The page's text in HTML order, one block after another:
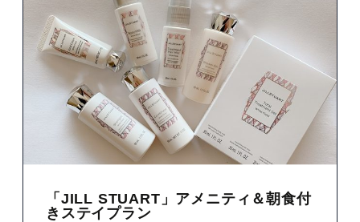
「JILL STUART」アメニティ＆朝食付
きステイプラン